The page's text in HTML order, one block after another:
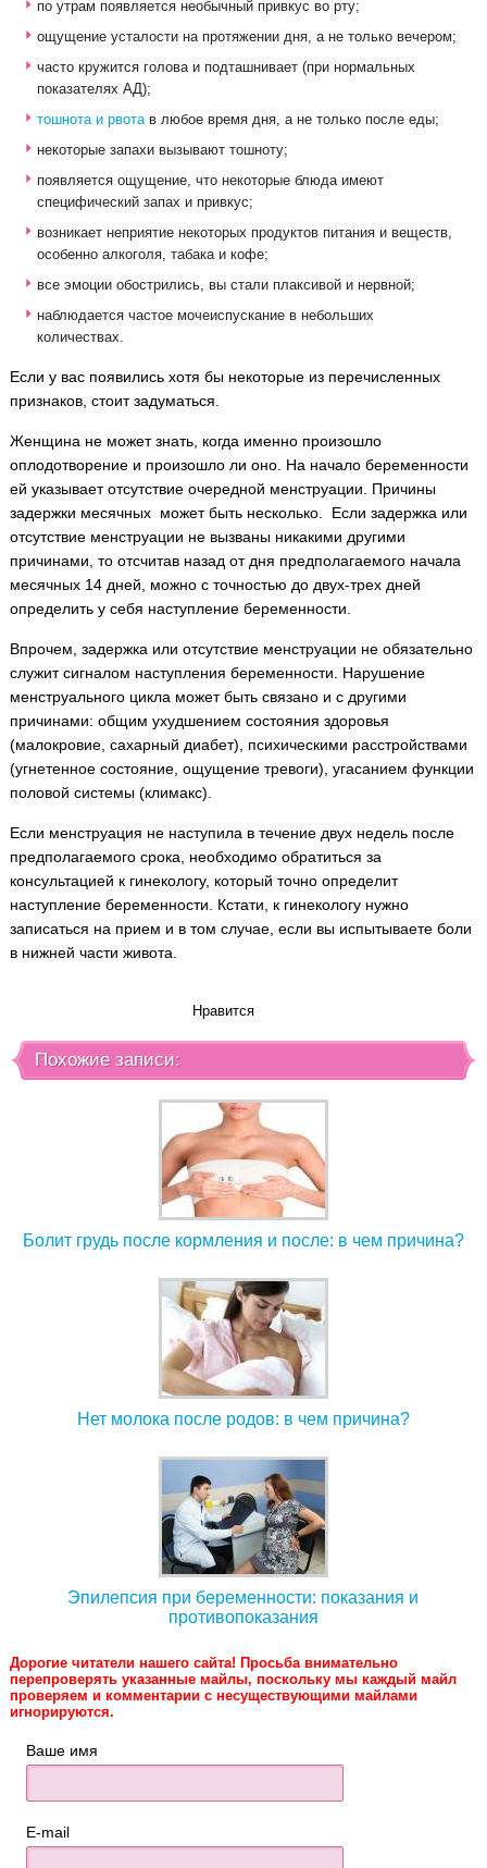
по утрам появляется необычный привкус во рту;
ощущение усталости на протяжении дня, а не только вечером;
часто кружится голова и подташнивает (при нормальных
показателях АД);
тошнота и рвотав любое время дня, а не только после еды;
некоторые запахи вызывают тошноту;
появляется ощущение, что некоторые блюда имеют
специфический запах и привкус;
возникает неприятие некоторых продуктов питания и веществ,
особенно алкоголя, табака и кофе;
все эмоции обострились, вы стали плаксивой и нервной;
наблюдается частое мочеиспускание в небольших
количествах.
Если у вас появились хотя бы некоторые из перечисленных
признаков, стоит задуматься.
Женщина не может знать, когда именно произошло
оплодотворение и произошло ли оно. На начало беременности
ей указывает отсутствие очередной менструации. Причины
задержки месячных может быть несколько. Если задержка или
отсутствие менструации не вызваны никакими другими
причинами, то отсчитав назад от дня предполагаемого начала
месячных 14 дней, можно с точностью до двух-трех дней
определить у себя наступление беременности.
Впрочем, задержка или отсутствие менструации не обязательно
служит сигналом наступления беременности. Нарушение
менструального цикла может быть связано и с другими
причинами: общим ухудшением состояния здоровья
(малокровие, сахарный диабет), психическими расстройствами
(угнетенное состояние, ощущение тревоги), угасанием функции
половой системы (климакс).
Если менструация не наступила в течение двух недель после
предполагаемого срока, необходимо обратиться за
консультацией к гинекологу, который точно определит
наступление беременности. Кстати, к гинекологу нужно
записаться на прием и в том случае, если вы испытываете боли
в нижней части живота.
Нравится
Похожие записи:
Болит грудь после кормления и после: в чем причина?
Нет молока после родов: в чем причина?
Эпилепсия при беременности: показания и
противопоказания
Дорогие читатели нашего сайта! Просьба внимательно
перепроверять указанные майлы, поскольку мы каждый майл
проверяем и комментарии с несуществующими майлами
игнорируются.
Ваше имя
E-mail